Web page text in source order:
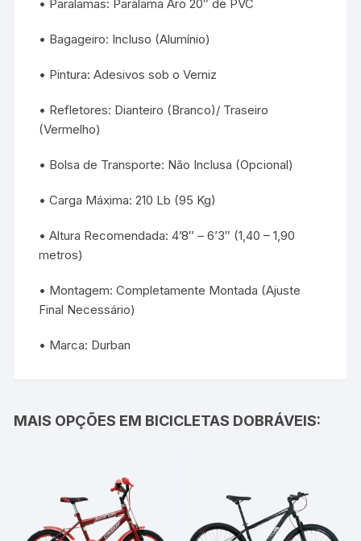
• Paralamas: Paralama Aro 20″ de PVC
• Bagageiro: Incluso (Alumínio)
• Pintura: Adesivos sob o Verniz
• Refletores: Dianteiro (Branco)/ Traseiro
(Vermelho)
• Bolsa de Transporte: Não Inclusa (Opcional)
• Carga Máxima: 210 Lb (95 Kg)
• Altura Recomendada: 4’8″ – 6’3″ (1,40 – 1,90
metros)
• Montagem: Completamente Montada (Ajuste
Final Necessário)
• Marca: Durban
MAIS OPÇÕES EM BICICLETAS DOBRÁVEIS: